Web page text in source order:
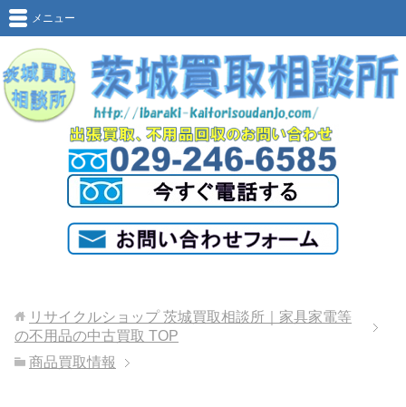
メニュー
リサイクルショップ 茨城買取相談所｜家具家電等
の不用品の中古買取 TOP
商品買取情報